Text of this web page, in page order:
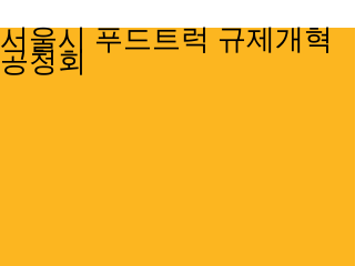
서울시 푸드트럭 규제개혁
공청회